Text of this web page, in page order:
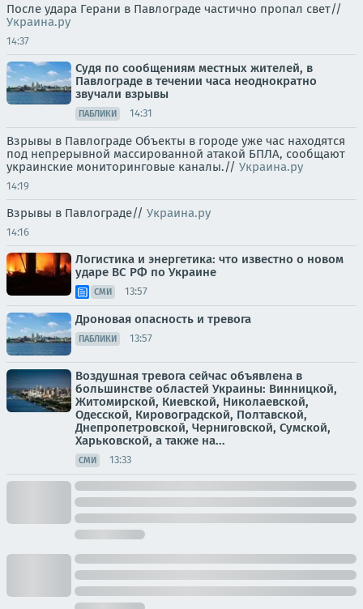
После удара Герани в Павлограде частично пропал свет//
Украина.ру
14:37
Судя по сообщениям местных жителей, в
Павлограде в течении часа неоднократно
звучали взрывы
ПАБЛИКИ 14:31
Взрывы в Павлограде Объекты в городе уже час находятся
под непрерывной массированной атакой БПЛА, сообщают
украинские мониторинговые каналы.// Украина.ру
14:19
Взрывы в Павлограде// Украина.ру
14:16
Логистика и энергетика: что известно о новом
ударе ВС РФ по Украине
СМИ 13:57
Дроновая опасность и тревога
ПАБЛИКИ 13:57
Воздушная тревога сейчас объявлена в
большинстве областей Украины: Винницкой,
Житомирской, Киевской, Николаевской,
Одесской, Кировоградской, Полтавской,
Днепропетровской, Черниговской, Сумской,
Харьковской, а также на...
СМИ 13:33